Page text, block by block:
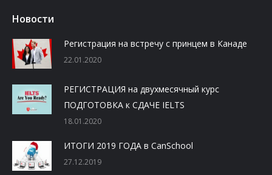
Новости
Регистрация на встречу с принцем в Канаде
22.01.2020
РЕГИСТРАЦИЯ на двухмесячный курс
ПОДГОТОВКА к СДАЧЕ IELTS
18.01.2020
ИТОГИ 2019 ГОДА в CanSchool
27.12.2019